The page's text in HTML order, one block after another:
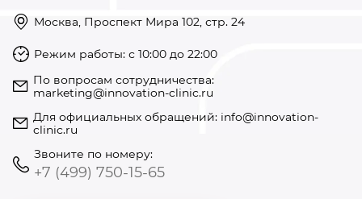
Режим работы: с 10:00 до 22:00
+74997501585
Москва, Проспект Мира 102, стр. 24
Режим работы: с 10:00 до 22:00
По вопросам сотрудничества:
marketing@innovation-clinic.ru
Для официальных обращений: info@innovation-
clinic.ru
Звоните по номеру:
+7 (499) 750-15-65